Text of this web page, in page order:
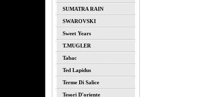
SUMATRA RAIN
SWAROVSKI
Sweet Years
T.MUGLER
Tabac
Ted Lapidus
Terme Di Salice
Tesori D'oriente